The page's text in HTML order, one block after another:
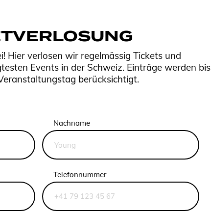
Hier verlosen wir regelmässig Tickets und
Events in der Schweiz. Einträge werden bis
berücksichtigt.
Nachname
Telefonnummer